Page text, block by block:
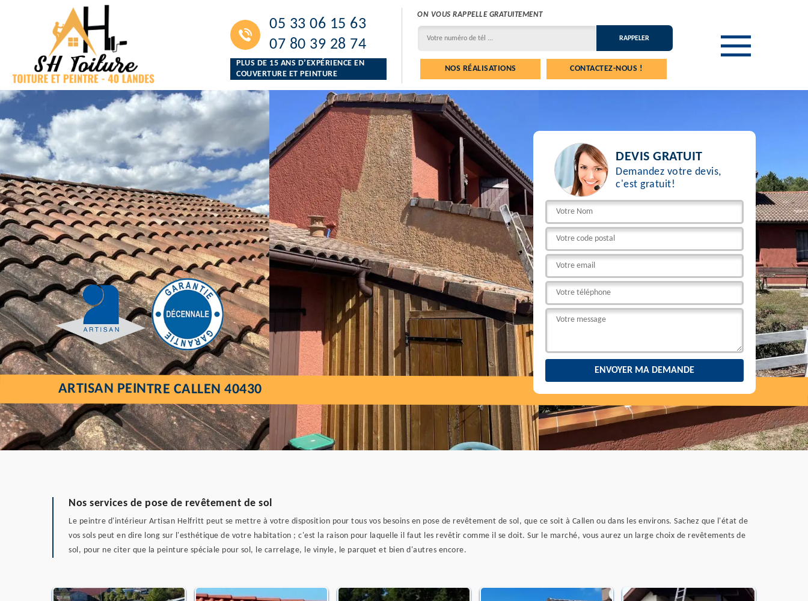
05 33 06 15 63
07 80 39 28 74
PLUS DE 15 ANS D’EXPÉRIENCE EN
COUVERTURE ET PEINTURE
ON VOUS RAPPELLE GRATUITEMENT
NOS RÉALISATIONS CONTACTEZ-NOUS !
DEVIS GRATUIT
Demandez votre devis,
c'est gratuit!
ARTISAN PEINTRE CALLEN 40430
Nos services de pose de revêtement de sol
Le peintre d'intérieur Artisan Helfritt peut se mettre à votre disposition pour tous vos besoins en pose de revêtement de sol, que ce soit à Callen ou dans les environs. Sachez que l'état de
vos sols peut en dire long sur l'esthétique de votre habitation ; c'est la raison pour laquelle il faut les revêtir comme il se doit. Sur le marché, vous aurez un large choix de revêtements de
sol, pour ne citer que la peinture spéciale pour sol, le carrelage, le vinyle, le parquet et bien d'autres encore.